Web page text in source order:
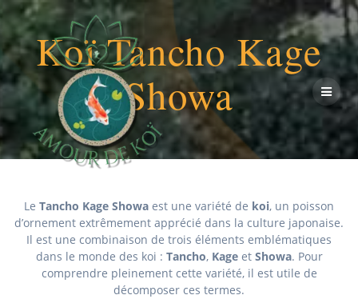
contenu
Koï Tancho Kage
Showa
Le Tancho Kage Showa est une variété de koi, un poisson
d’ornement extrêmement apprécié dans la culture japonaise.
Il est une combinaison de trois éléments emblématiques
dans le monde des koi : Tancho, Kageet Showa. Pour
comprendre pleinement cette variété, il est utile de
décomposer ces termes.